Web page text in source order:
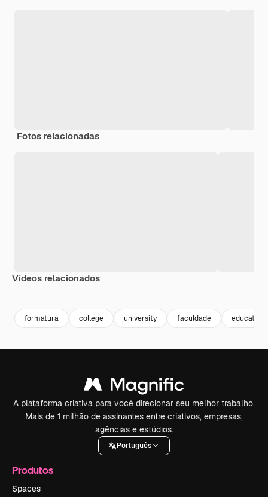
Fotos relacionadas
Vídeos relacionados
formatura college university faculdade education
A plataforma criativa para você direcionar seu melhor trabalho.
Mais de 1 milhão de assinantes entre criativos, empresas,
agências e estúdios.
Português
Produtos
Spaces